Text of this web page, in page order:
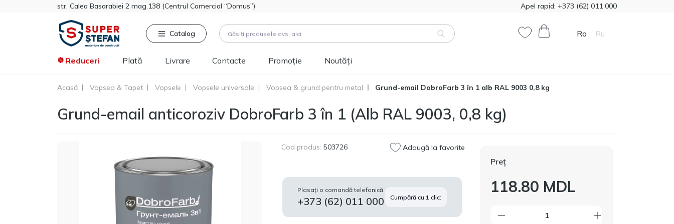
str. Calea Basarabiei 2 mag.138 (Centrul Comercial “Domus”) Apel rapid: +373 (62) 011 000
Catalog Ro Ru
Reduceri Plată Livrare Contacte Promoție Noutăți
Tikkurila
Sniezka
Polistiren extrudat
Vopsea decorativa
Cod produs:111112
Hidroizolatie bitum-
Mastic, 4,5kg
514.60
Cod produs:
Vata minerala Knauf
Vopsea siliconică
pentru fațadă
Tikkurila Novasil
(baza MRA) 2,7L
1 346.60
MDL
Vopsea decorativă
790.90
Acasă Vopsea & Tapet Vopsele Vopsele universale Vopsea & grund pentru metal Grund-email DobroFarb 3 în 1 alb RAL 9003 0,8 kg
Grund-email anticoroziv DobroFarb 3 în 1 (Alb RAL 9003, 0,8 kg)
Cod produs: 503726 Adaugă la favorite
Plasați o comandă telefonică
+373 (62) 011 000 Cumpără cu 1 clic:
Preț
118.80 MDL